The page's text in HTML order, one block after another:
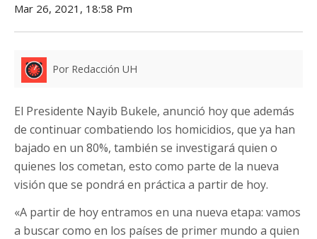
Mar 26, 2021, 18:58 Pm
Por Redacción UH
El Presidente Nayib Bukele, anunció hoy que además
de continuar combatiendo los homicidios, que ya han
bajado en un 80%, también se investigará quien o
quienes los cometan, esto como parte de la nueva
visión que se pondrá en práctica a partir de hoy.
«A partir de hoy entramos en una nueva etapa: vamos
a buscar como en los países de primer mundo a quien